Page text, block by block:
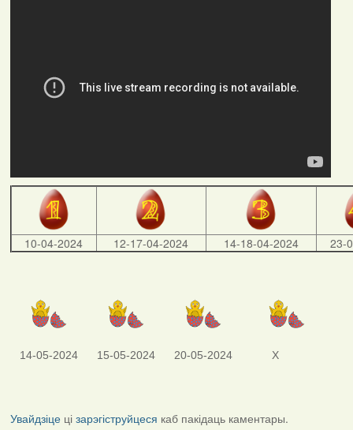
10-04-2024 12-17-04-2024 14-18-04-2024 23-
14-05-2024 15-05-2024 20-05-2024 X
Увайдзіцеці зарэгіструйцеся каб пакідаць каментары.